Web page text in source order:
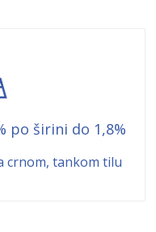
po širini do 1,8%
crnom, tankom tilu